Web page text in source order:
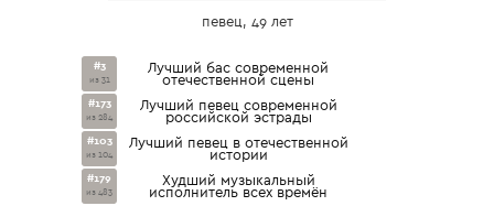
певец, 49 лет
#3
из 31
Лучший бас современной
отечественной сцены
#173
из 284
Лучший певец современной
российской эстрады
#103
из 104
Лучший певец в отечественной
истории
#179
из 483
Худший музыкальный
исполнитель всех времён